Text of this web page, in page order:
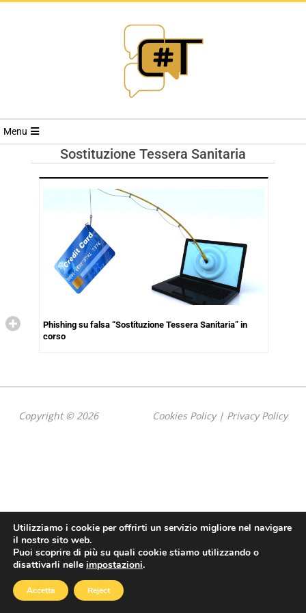
RIVISTA
TRENDS
Menu
Sostituzione Tessera Sanitaria
Phishing su falsa “Sostituzione Tessera Sanitaria” in
corso
Copyright © 2026 Cookies Policy| Privacy Policy
Utilizziamo i cookie per offrirti un servizio migliore nel navigare
il nostro sito web.
Puoi scoprire di più su quali cookie stiamo utilizzando o
disattivarli nelle impostazioni.
Accetta Reject